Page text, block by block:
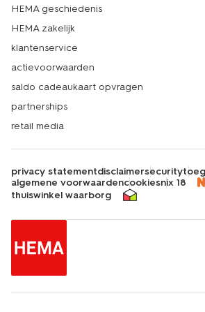
HEMA geschiedenis
HEMA zakelijk
klantenservice
actievoorwaarden
saldo cadeaukaart opvragen
partnerships
retail media
privacy statementdisclaimersecurity
algemene voorwaardencookiesnix 18
thuiswinkel waarborg